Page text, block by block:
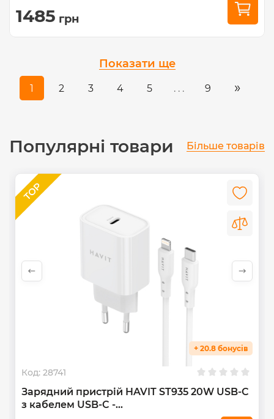
1485 грн
1 2 3 4 5 . . . 9 »
Показати ще
Популярні товари Більше товарів
+ 20.8 бонусів
Код: 28741
Зарядний пристрій HAVIT ST935 20W USB-C
з кабелем USB-C -...